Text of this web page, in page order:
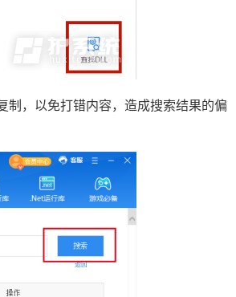
制，以免打错内容，造成搜索结果的偏